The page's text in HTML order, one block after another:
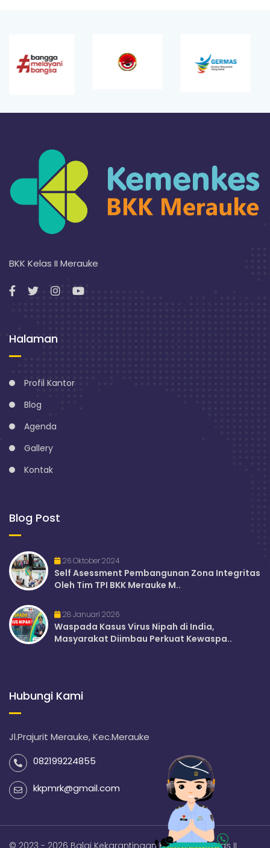
BKK Kelas II Merauke
Halaman
Profil Kantor
Blog
Agenda
Gallery
Kontak
Blog Post
26 Oktober 2024
Self Asessment Pembangunan Zona Integritas
Oleh Tim TPI BKK Merauke M..
28 Januari 2026
Waspada Kasus Virus Nipah di India,
Masyarakat Diimbau Perkuat Kewaspa..
Hubungi Kami
Jl.Prajurit Merauke, Kec.Merauke
082199224855
kkpmrk@gmail.com
© 2023 - 2026 Balai Kekarantinaan Kesehatan Kelas II